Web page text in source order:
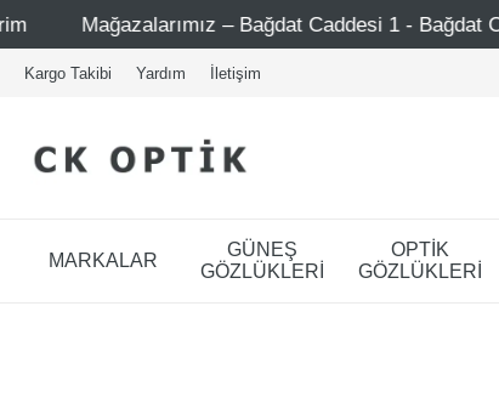
– Bağdat Caddesi 1 - Bağdat Caddesi 2 -
Kargo Takibi Yardım İletişim
MARKALAR
GÜNEŞ
GÖZLÜKLERİ
OPTİK
GÖZLÜKLERİ